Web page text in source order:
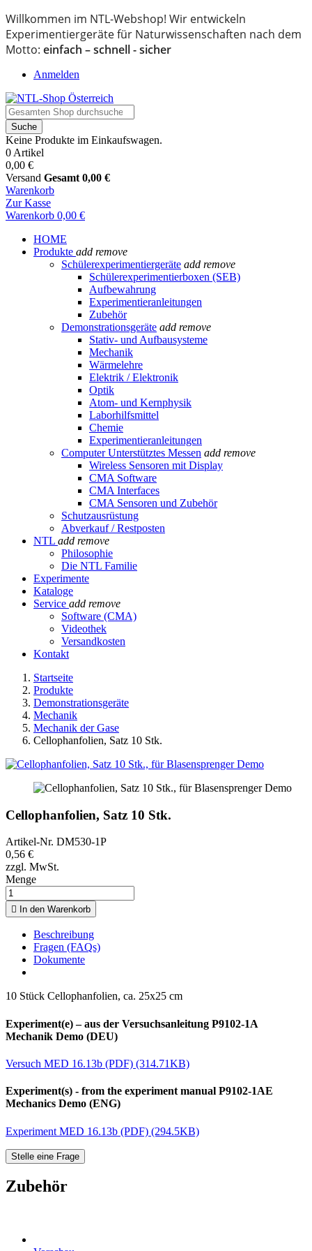
Willkommen im NTL-Webshop! Wir entwickeln
Experimentiergeräte für Naturwissenschaften nach dem
Motto: einfach – schnell - sicher
Anmelden
Suche
Keine Produkte im Einkaufswagen.
0 Artikel
0,00 €
Versand Gesamt 0,00 €
Warenkorb
Zur Kasse
Warenkorb 0,00 €
HOME
Produkte add remove
Schülerexperimentiergeräte add remove
Schülerexperimentierboxen (SEB)
Aufbewahrung
Experimentieranleitungen
Zubehör
Demonstrationsgeräte add remove
Stativ- und Aufbausysteme
Mechanik
Wärmelehre
Elektrik / Elektronik
Optik
Atom- und Kernphysik
Laborhilfsmittel
Chemie
Experimentieranleitungen
Computer Unterstütztes Messen add remove
Wireless Sensoren mit Display
CMA Software
CMA Interfaces
CMA Sensoren und Zubehör
Schutzausrüstung
Abverkauf / Restposten
NTL add remove
Philosophie
Die NTL Familie
Experimente
Kataloge
Service add remove
Software (CMA)
Videothek
Versandkosten
Kontakt
Startseite
Produkte
Demonstrationsgeräte
Mechanik
Mechanik der Gase
Cellophanfolien, Satz 10 Stk.
Cellophanfolien, Satz 10 Stk.
Artikel-Nr. DM530-1P
0,56 €
zzgl. MwSt.
Menge
 In den Warenkorb
Beschreibung
Fragen (FAQs)
Dokumente
10 Stück Cellophanfolien, ca. 25x25 cm
Experiment(e) – aus der Versuchsanleitung P9102-1A
Mechanik Demo (DEU)
Versuch MED 16.13b (PDF) (314.71KB)
Experiment(s) - from the experiment manual P9102-1AE
Mechanics Demo (ENG)
Experiment MED 16.13b (PDF) (294.5KB)
Stelle eine Frage
Zubehör